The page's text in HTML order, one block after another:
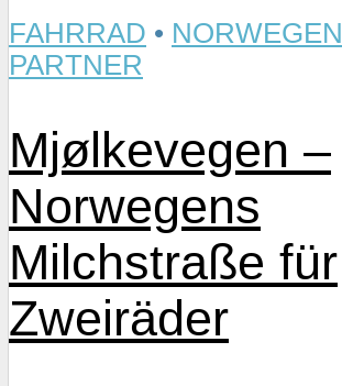
FAHRRAD • NORWEGEN
PARTNER
Mjølkevegen –
Norwegens
Milchstraße für
Zweiräder